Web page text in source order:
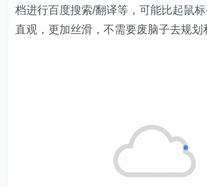
档进行百度搜索/翻译等，可能比起鼠
直观，更加丝滑，不需要废脑子去规划